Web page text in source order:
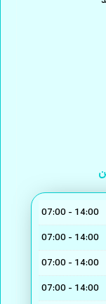
14:00 - 07:00
14:00 - 07:00
14:00 - 07:00
14:00 - 07:00